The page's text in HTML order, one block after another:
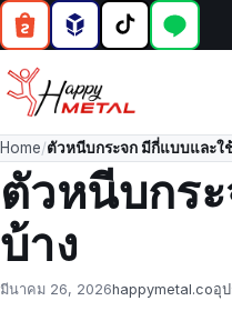
Home/ตัวหนีบกระจก มีกี่แบบและใ
ตัวหนีบกร
บ้าง
Posted
มีนาคม 26, 2026by
happymetal.coin
อุ